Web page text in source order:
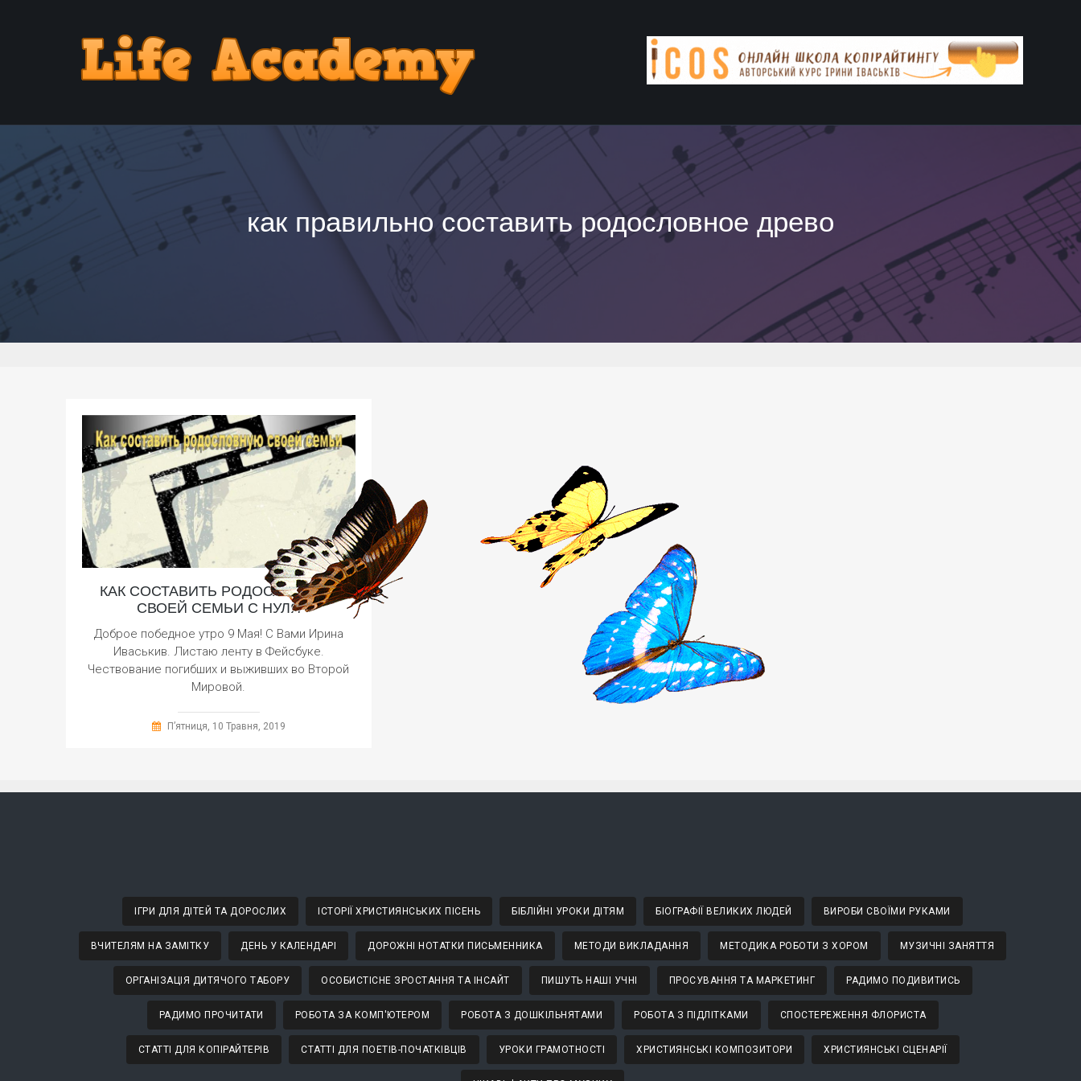
как правильно составить родословное древо
КАК СОСТАВИТЬ РОДОСЛОВНУЮ
СВОЕЙ СЕМЬИ С НУЛЯ
Доброе победное утро 9 Мая! С Вами Ирина
Иваськив. Листаю ленту в Фейсбуке.
Чествование погибших и выживших во Второй
Мировой.
П’ятниця, 10 Травня, 2019
ІГРИ ДЛЯ ДІТЕЙ ТА ДОРОСЛИХ ІСТОРІЇ ХРИСТИЯНСЬКИХ ПІСЕНЬ БІБЛІЙНІ УРОКИ ДІТЯМ БІОГРАФІЇ ВЕЛИКИХ ЛЮДЕЙ ВИРОБИ СВОЇМИ РУКАМИ
ВЧИТЕЛЯМ НА ЗАМІТКУ ДЕНЬ У КАЛЕНДАРІ ДОРОЖНІ НОТАТКИ ПИСЬМЕННИКА МЕТОДИ ВИКЛАДАННЯ МЕТОДИКА РОБОТИ З ХОРОМ МУЗИЧНІ ЗАНЯТТЯ
ОРГАНІЗАЦІЯ ДИТЯЧОГО ТАБОРУ ОСОБИСТІСНЕ ЗРОСТАННЯ ТА ІНСАЙТ ПИШУТЬ НАШІ УЧНІ ПРОСУВАННЯ ТА МАРКЕТИНГ РАДИМО ПОДИВИТИСЬ
РАДИМО ПРОЧИТАТИ РОБОТА ЗА КОМП'ЮТЕРОМ РОБОТА З ДОШКІЛЬНЯТАМИ РОБОТА З ПІДЛІТКАМИ СПОСТЕРЕЖЕННЯ ФЛОРИСТА
СТАТТІ ДЛЯ КОПІРАЙТЕРІВ СТАТТІ ДЛЯ ПОЕТІВ-ПОЧАТКІВЦІВ УРОКИ ГРАМОТНОСТІ ХРИСТИЯНСЬКІ КОМПОЗИТОРИ ХРИСТИЯНСЬКІ СЦЕНАРІЇ